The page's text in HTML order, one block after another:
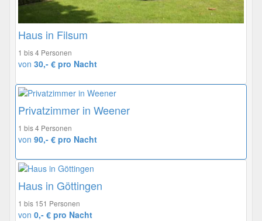
Haus in Filsum
1 bis 4 Personen
von 30,- € pro Nacht
Privatzimmer in Weener
1 bis 4 Personen
von 90,- € pro Nacht
Haus in Göttingen
1 bis 151 Personen
von 0,- € pro Nacht